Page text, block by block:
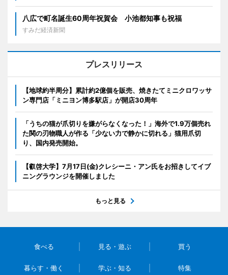
八広で町名誕生60周年祝賀会 小池都知事も祝福
すみだ経済新聞
プレスリリース
【地球約半周分】累計約2億個を販売、焼きたてミニクロワッサ
ン専門店「ミニヨン博多駅店」が開店30周年
「うちの猫が爪切りを嫌がらなくなった！」海外で1.9万個売れ
た関の刃物職人が作る「少ない力で静かに切れる」猫用爪切
り、国内発売開始。
【叡啓大学】7月17日(金)クレシーニ・アン氏をお招きしてイブ
ニングラウンジを開催しました
もっと見る
食べる 見る・遊ぶ 買う
暮らす・働く 学ぶ・知る 特集